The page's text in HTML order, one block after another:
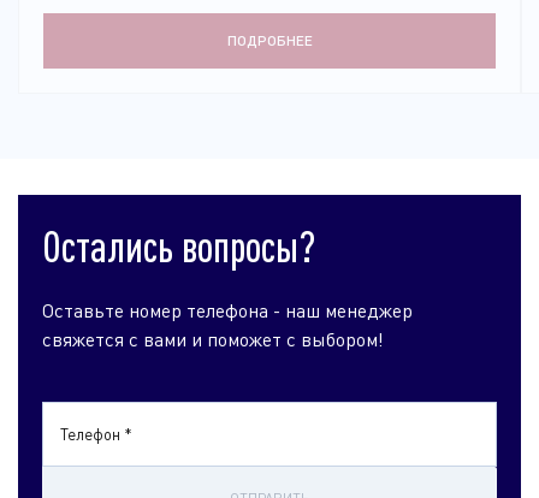
ПОДРОБНЕЕ
Остались вопросы?
Оставьте номер телефона - наш менеджер
свяжется с вами и поможет с выбором!
Телефон *